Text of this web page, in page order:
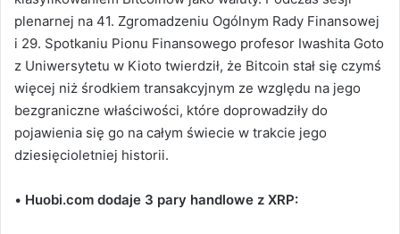
plenarnej na 41. Zgromadzeniu Ogólnym Rady Finansowej
i 29. Spotkaniu Pionu Finansowego profesor Iwashita Goto
z Uniwersytetu w Kioto twierdził, że Bitcoin stał się czymś
więcej niż środkiem transakcyjnym ze względu na jego
bezgraniczne właściwości, które doprowadziły do
pojawienia się go na całym świecie w trakcie jego
dziesięcioletniej historii.
• Huobi.com dodaje 3 pary handlowe z XRP: